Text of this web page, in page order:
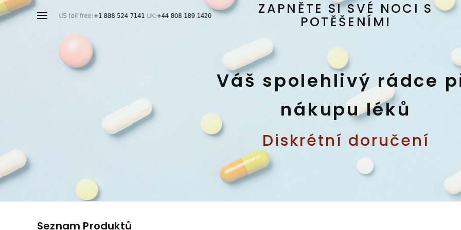
ZAPNĚTE SI SVÉ NOCI S
POTĚŠENÍM!
Váš spolehlivý rádce
nákupu léků
Diskrétní doručení
Seznam Produktů